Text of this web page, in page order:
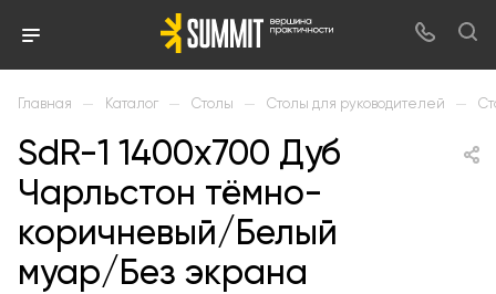
Главная — Каталог — Столы — Столы для руководителей —
SdR-1 1400х700 Дуб
Чарльстон тёмно-
коричневый/Белый
муар/Без экрана